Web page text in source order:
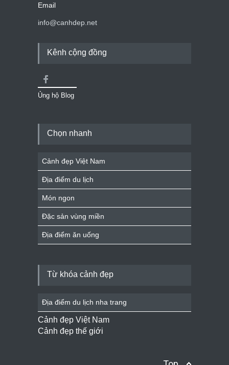
Email
info@canhdep.net
Kênh cộng đồng
Ủng hộ Blog
Chọn nhanh
Cảnh đẹp Việt Nam
Địa điểm du lịch
Món ngon
Đặc sản vùng miền
Địa điểm ăn uống
Từ khóa cảnh đẹp
Địa điểm du lịch nha trang
Cảnh đẹp Việt Nam
Cảnh đẹp thế giới